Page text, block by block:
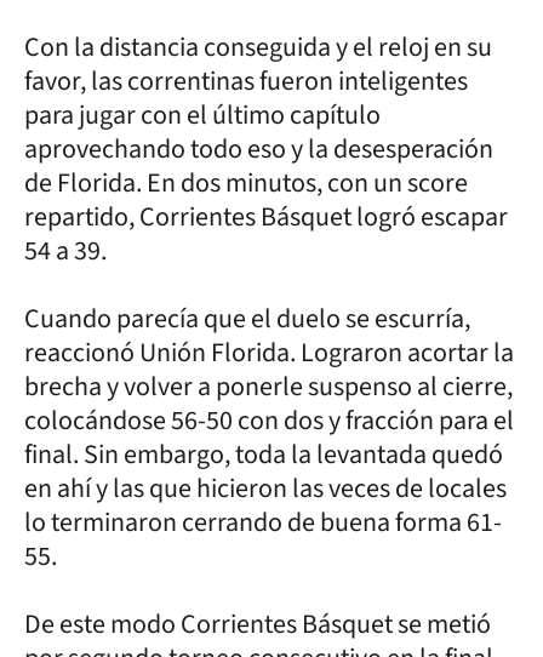
Con la distancia conseguida y el reloj en su
favor, las correntinas fueron inteligentes
para jugar con el último capítulo
aprovechando todo eso y la desesperación
de Florida. En dos minutos, con un score
repartido, Corrientes Básquet logró escapar
54 a 39.
Cuando parecía que el duelo se escurría,
reaccionó Unión Florida. Lograron acortar la
brecha y volver a ponerle suspenso al cierre,
colocándose 56-50 con dos y fracción para el
final. Sin embargo, toda la levantada quedó
en ahí y las que hicieron las veces de locales
lo terminaron cerrando de buena forma 61-
55.
De este modo Corrientes Básquet se metió